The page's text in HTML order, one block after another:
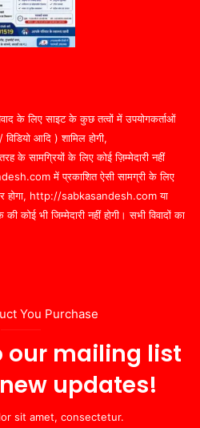
के लिए साइट के कुछ तत्वों में उपयोगकर्ताओं
विडियो आदि ) शामिल होगी,
सामग्रियों के लिए कोई ज़िम्मेदारी नहीं
में प्रकाशित ऐसी सामग्री के लिए
होगा, http://sabkasandesh.com या
भी जिम्मेदारी नहीं होगी। सभी विवादों का
You Purchase
our mailing list
updates!
sit amet, consectetur.